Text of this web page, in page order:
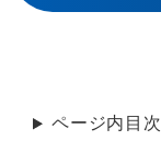
ページ内目次